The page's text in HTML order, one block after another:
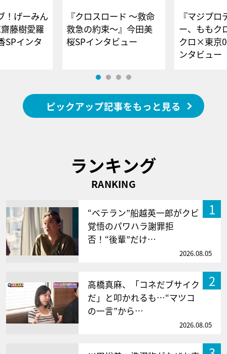
！げーみん
藤樹愛羅
SPインタ
『クロスロード ～救命
救急の約束～』今田美
桜SPインタビュー
『マジプロ
ー、ももク
クロ×東京
ンタビュー
ピックアップ記事をもっと見る
ランキング
RANKING
1
“ベテラン”船越英一郎がクビ
覚悟のパワハラ謝罪拒
否！“後輩”だけ…
2026.08.05
2
高橋真麻、「コネだブサイク
だ」と叩かれるも…“マツコ
の一言”から…
2026.08.05